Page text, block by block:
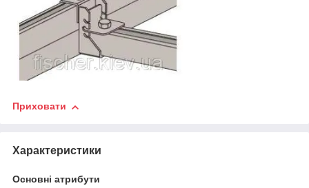
Приховати
Характеристики
Основні атрибути